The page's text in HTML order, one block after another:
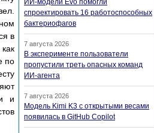
в
по
и
ИИ-модели Evo помогли
спроектировать 16 работоспособных
бактериофагов
7 августа 2026
В эксперименте пользователи
пропустили треть опасных команд
ИИ-агента
7 августа 2026
Модель Kimi K3 с открытыми весами
появилась в GitHub Copilot